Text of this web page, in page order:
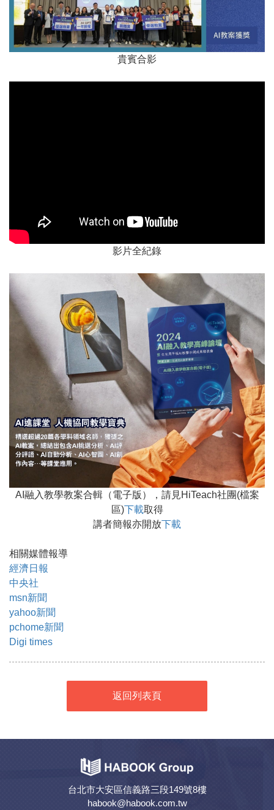
貴賓合影
影片全紀錄
AI融入教學教案合輯（電子版），請見HiTeach社團(檔案
區)下載取得
講者簡報亦開放下載
相關媒體報導
經濟日報
中央社
msn新聞
yahoo新聞
pchome新聞
Digi times
返回列表頁
台北市大安區信義路三段149號8樓
habook@habook.com.tw